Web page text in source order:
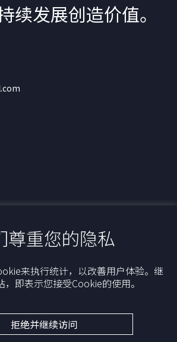
续发展创造价值。
尊重您的隐私
来执行统计，以改善用户体验。继
，即表示您接受Cookie的使用。
拒绝并继续访问